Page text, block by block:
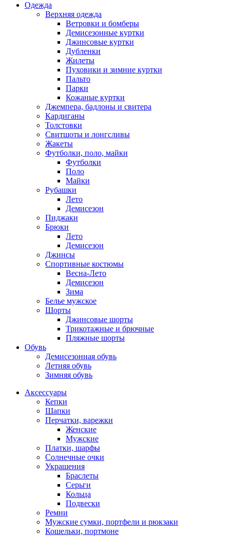
Одежда
Верхняя одежда
Ветровки и бомберы
Демисезонные куртки
Джинсовые куртки
Дубленки
Жилеты
Пуховики и зимние куртки
Пальто
Парки
Кожаные куртки
Джемпера, бадлоны и свитера
Кардиганы
Толстовки
Свитшоты и лонгсливы
Жакеты
Футболки, поло, майки
Футболки
Поло
Майки
Рубашки
Лето
Демисезон
Пиджаки
Брюки
Лето
Демисезон
Джинсы
Спортивные костюмы
Весна-Лето
Демисезон
Зима
Белье мужское
Шорты
Джинсовые шорты
Трикотажные и брючные
Пляжные шорты
Обувь
Демисезонная обувь
Летняя обувь
Зимняя обувь
Аксессуары
Кепки
Шапки
Перчатки, варежки
Женские
Мужские
Платки, шарфы
Солнечные очки
Украшения
Браслеты
Серьги
Кольца
Подвески
Ремни
Мужские сумки, портфели и рюкзаки
Кошельки, портмоне